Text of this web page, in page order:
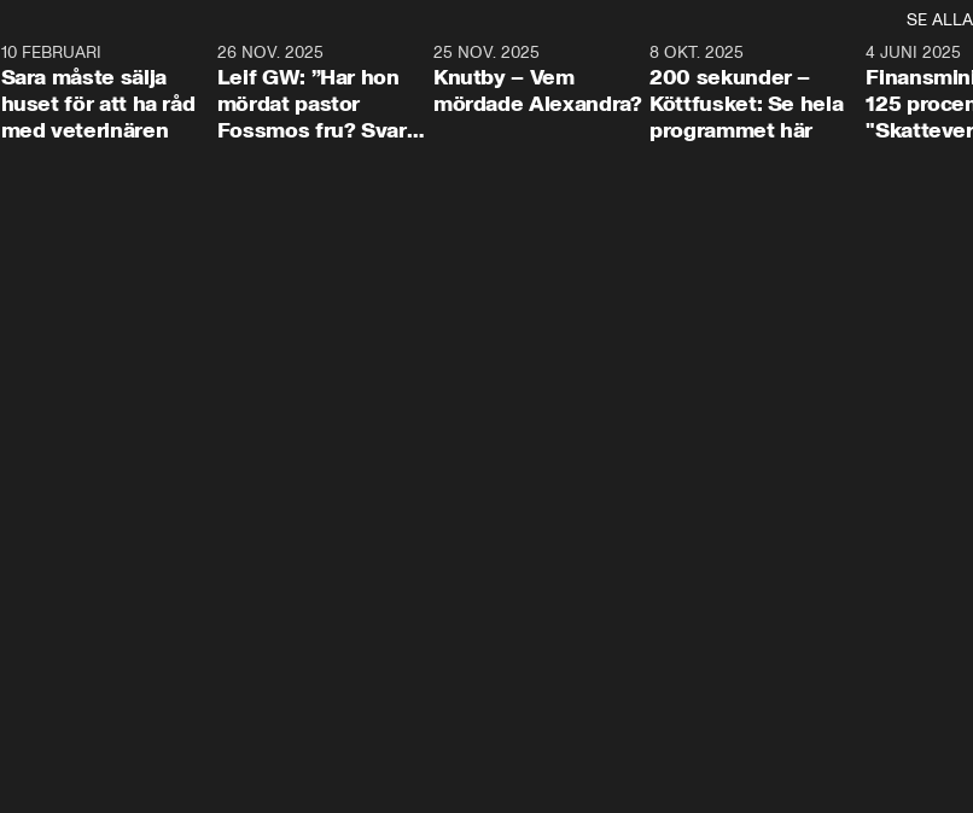
SE ALLA
10 FEBRUARI
Sara måste sälja
huset för att ha råd
med veterinären
26 NOV. 2025
Leif GW: ”Har hon
mördat pastor
Fossmos fru? Svar
31:05
25 NOV. 2025
Knutby – Vem
mördade Alexandra?
4:29
8 OKT. 2025
200 sekunder –
Köttfusket: Se hela
programmet här
4 JUNI 2025
125